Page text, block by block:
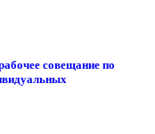
совещание по